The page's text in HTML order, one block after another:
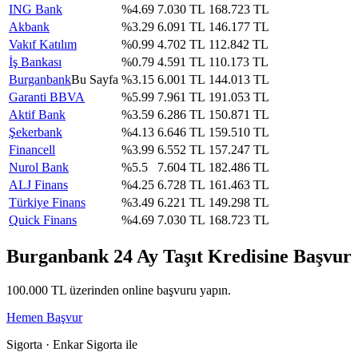
ING Bank
%4.69 7.030 TL 168.723 TL
Akbank
%3.29 6.091 TL 146.177 TL
Vakıf Katılım
%0.99 4.702 TL 112.842 TL
İş Bankası
%0.79 4.591 TL 110.173 TL
BurganbankBu Sayfa %3.15 6.001 TL 144.013 TL
Garanti BBVA
%5.99 7.961 TL 191.053 TL
Aktif Bank
%3.59 6.286 TL 150.871 TL
Şekerbank
%4.13 6.646 TL 159.510 TL
Financell
%3.99 6.552 TL 157.247 TL
Nurol Bank
%5.5 7.604 TL 182.486 TL
ALJ Finans
%4.25 6.728 TL 161.463 TL
Türkiye Finans
%3.49 6.221 TL 149.298 TL
Quick Finans
%4.69 7.030 TL 168.723 TL
Burganbank 24 Ay Taşıt Kredisine Başvur
100.000 TL üzerinden online başvuru yapın.
Hemen Başvur
Sigorta · Enkar Sigorta ile